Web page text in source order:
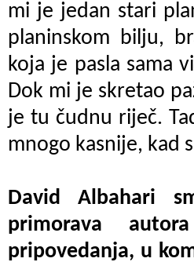
mi je jedan stari
planinskom bilju,
koja je pasla sama
Dok mi je skretao
je tu čudnu riječ.
mnogo kasnije, kad
David Albahari
primorava
pripovedanja, u